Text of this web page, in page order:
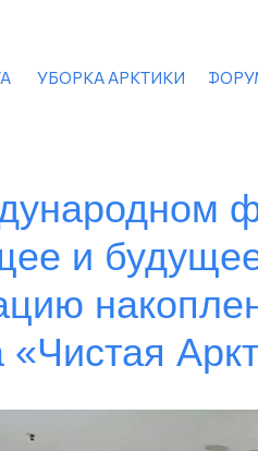
УБОРКА АРКТИКИ
и
«Чистая